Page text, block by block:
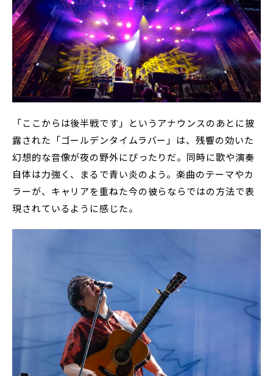
「ここからは後半戦です」というアナウンスのあとに披
露された「ゴールデンタイムラバー」は、残響の効いた
幻想的な音像が夜の野外にぴったりだ。同時に歌や演奏
自体は力強く、まるで青い炎のよう。楽曲のテーマやカ
ラーが、キャリアを重ねた今の彼らならではの方法で表
現されているように感じた。